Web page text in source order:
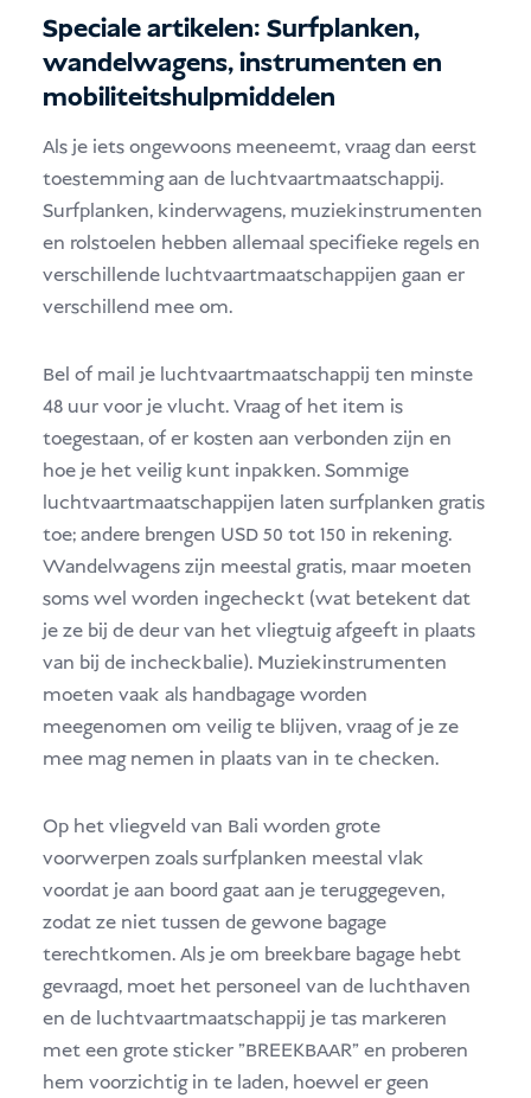
Speciale artikelen: Surfplanken,
wandelwagens, instrumenten en
mobiliteitshulpmiddelen
Als je iets ongewoons meeneemt, vraag dan eerst
toestemming aan de luchtvaartmaatschappij.
Surfplanken, kinderwagens, muziekinstrumenten
en rolstoelen hebben allemaal specifieke regels en
verschillende luchtvaartmaatschappijen gaan er
verschillend mee om.
Bel of mail je luchtvaartmaatschappij ten minste
48 uur voor je vlucht. Vraag of het item is
toegestaan, of er kosten aan verbonden zijn en
hoe je het veilig kunt inpakken. Sommige
luchtvaartmaatschappijen laten surfplanken gratis
toe; andere brengen USD 50 tot 150 in rekening.
Wandelwagens zijn meestal gratis, maar moeten
soms wel worden ingecheckt (wat betekent dat
je ze bij de deur van het vliegtuig afgeeft in plaats
van bij de incheckbalie). Muziekinstrumenten
moeten vaak als handbagage worden
meegenomen om veilig te blijven, vraag of je ze
mee mag nemen in plaats van in te checken.
Op het vliegveld van Bali worden grote
voorwerpen zoals surfplanken meestal vlak
voordat je aan boord gaat aan je teruggegeven,
zodat ze niet tussen de gewone bagage
terechtkomen. Als je om breekbare bagage hebt
gevraagd, moet het personeel van de luchthaven
en de luchtvaartmaatschappij je tas markeren
met een grote sticker "BREEKBAAR" en proberen
hem voorzichtig in te laden, hoewel er geen